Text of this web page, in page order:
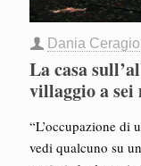
Dania
La casa
villaggio a
“L’occupazione di
vedi qualcuno su